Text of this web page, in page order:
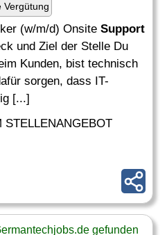
Vergütung
(w/m/d) Onsite Support
und Ziel der Stelle Du
Kunden, bist technisch
sorgen, dass IT-
[...]
STELLENANGEBOT
gefunden